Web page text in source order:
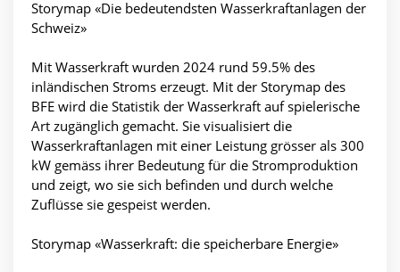
Storymap «Die bedeutendsten Wasserkraftanlagen der
Schweiz»
Mit Wasserkraft wurden 2024 rund 59.5% des
inländischen Stroms erzeugt. Mit der Storymap des
BFE wird die Statistik der Wasserkraft auf spielerische
Art zugänglich gemacht. Sie visualisiert die
Wasserkraftanlagen mit einer Leistung grösser als 300
kW gemäss ihrer Bedeutung für die Stromproduktion
und zeigt, wo sie sich befinden und durch welche
Zuflüsse sie gespeist werden.
Storymap «Wasserkraft: die speicherbare Energie»